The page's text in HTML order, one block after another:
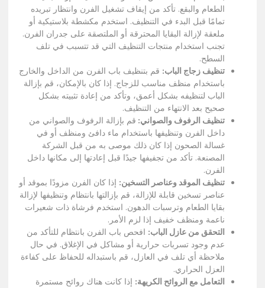
الطعام والبقع. تأكد من إيقاف تشغيل الفرن وانتظار تبريده
تمامًا قبل البدء في التنظيف. استخدم مكشطة بلاستيكية أو
ملعقة لإزالة البقايا المحترقة أو الملتصقة على جدران الفرن.
تجنب استخدام منتجات التنظيف التي قد تتسبب في تلف
السطح.
تنظيف زجاج الباب: قم بتنظيف باب الفرن من الداخل والخارج
باستخدام منظف مناسب للزجاج. إذا كان بالإمكان، قم بإزالة
الباب لتنظيفه بشكل أعمق، وتأكد من إعادة تثبيته بشكل
صحيح بعد الانتهاء من التنظيف.
تنظيف الرفوف والصواني: قم بإزالة الرفوف والصواني من
داخل الفرن وتنظيفها باستخدام ماء دافئ ومنظف أو في
غسالة الصحون إذا كان ذلك موصى به من قبل الشركة
المصنعة. تأكد من تجفيفها جيدًا قبل إعادتها إلى مكانها داخل
الفرن.
تنظيف الموقد وعناصر التسخين: إذا كان الفرن مزودًا بموقد أو
عناصر تسخين قابلة للإزالة، قم بإزالتها بانتظام وتنظيفها لإزالة
بقايا الطعام وترسبات الدهون. استخدم فرشاة ذات شعيرات
ناعمة ومنظف خفيف إذا لزم الأمر.
التحقق من عازل الباب: افحص باب الفرن بانتظام للتأكد من
عدم وجود تسربات حرارية أو مشاكل في الإغلاق. في حال
ملاحظة أي تلف في العازل، قم باستبداله للحفاظ على كفاءة
العزل الحراري.
التعامل مع الروائح الكريهة: إذا كانت هناك روائح مستمرة